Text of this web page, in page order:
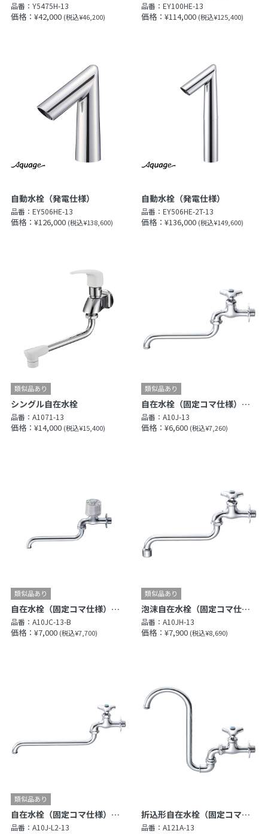
品番： Y5475H-13
価格：¥42,000 (税込¥46,200)
品番：EY100HE-13
価格：¥114,000 (税込¥125,400)
自動水栓（発電仕様）
品番： EY506HE-13
価格：¥126,000 (税込¥138,600)
自動水栓（発電仕様）
品番：EY506HE-2T-13
価格：¥136,000 (税込¥149,600)
シングル自在水栓
品番： A1071-13
価格：¥14,000 (税込¥15,400)
自在水栓（固定コマ仕様）［共用形］
品番：A10J-13
価格：¥6,600 (税込¥7,260)
自在水栓（固定コマ仕様）［共用形］
品番： A10JC-13-B
価格：¥7,000 (税込¥7,700)
泡沫自在水栓（固定コマ仕様）［共用形］
品番：A10JH-13
価格：¥7,900 (税込¥8,690)
自在水栓（固定コマ仕様）［共用形］
品番： A10J-L2-13
折込形自在水栓（固定コマ仕様）［共用形］
品番：A121A-13